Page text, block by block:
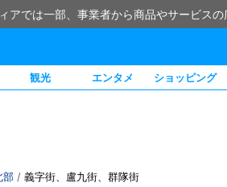
アでは一部、事業者から商品やサービス
観光 エンタメ ショッピング
部 / 義字街、盧九街、群隊街